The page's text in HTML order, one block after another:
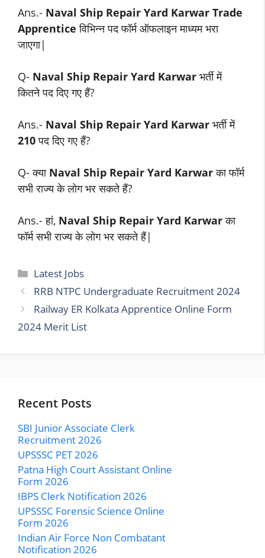
Ans.- Naval Ship Repair Yard Karwar Trade
Apprentice विभिन्न पद फॉर्म ऑफलाइन माध्यम भरा
जाएगा|
Q- Naval Ship Repair Yard Karwar भर्ती में
कितने पद दिए गए हैं?
Ans.- Naval Ship Repair Yard Karwar भर्ती में
210पद दिए गए हैं?
Q- क्या Naval Ship Repair Yard Karwarका फॉर्म
सभी राज्य के लोग भर सकते हैं?
Ans.- हां, Naval Ship Repair Yard Karwarका
फॉर्म सभी राज्य के लोग भर सकते हैं|
Categories
Latest Jobs
RRB NTPC Undergraduate Recruitment 2024
Railway ER Kolkata Apprentice Online Form
2024 Merit List
Recent Posts
SBI Junior Associate Clerk
Recruitment 2026
UPSSSC PET 2026
Patna High Court Assistant Online
Form 2026
IBPS Clerk Notification 2026
UPSSSC Forensic Science Online
Form 2026
Indian Air Force Non Combatant
Notification 2026